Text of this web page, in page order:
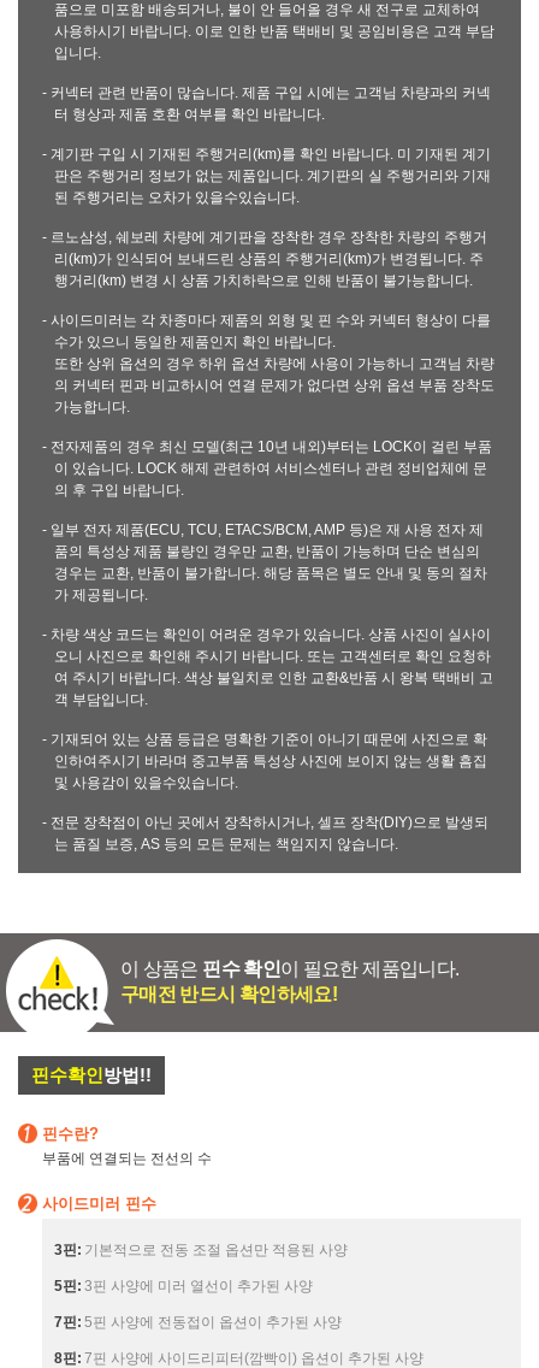
품으로 미포함 배송되거나, 불이 안 들어올 경우 새 전구로 교체하여
사용하시기 바랍니다. 이로 인한 반품 택배비 및 공임비용은 고객 부담
입니다.
- 커넥터 관련 반품이 많습니다. 제품 구입 시에는 고객님 차량과의 커넥
터 형상과 제품 호환 여부를 확인 바랍니다.
- 계기판 구입 시 기재된 주행거리(km)를 확인 바랍니다. 미 기재된 계기
판은 주행거리 정보가 없는 제품입니다. 계기판의 실 주행거리와 기재
된 주행거리는 오차가 있을수있습니다.
- 르노삼성, 쉐보레 차량에 계기판을 장착한 경우 장착한 차량의 주행거
리(km)가 인식되어 보내드린 상품의 주행거리(km)가 변경됩니다. 주
행거리(km) 변경 시 상품 가치하락으로 인해 반품이 불가능합니다.
- 사이드미러는 각 차종마다 제품의 외형 및 핀 수와 커넥터 형상이 다를
수가 있으니 동일한 제품인지 확인 바랍니다.
또한 상위 옵션의 경우 하위 옵션 차량에 사용이 가능하니 고객님 차량
의 커넥터 핀과 비교하시어 연결 문제가 없다면 상위 옵션 부품 장착도
가능합니다.
- 전자제품의 경우 최신 모델(최근 10년 내외)부터는 LOCK이 걸린 부품
이 있습니다. LOCK 해제 관련하여 서비스센터나 관련 정비업체에 문
의 후 구입 바랍니다.
- 일부 전자 제품(ECU, TCU, ETACS/BCM, AMP 등)은 재 사용 전자 제
품의 특성상 제품 불량인 경우만 교환, 반품이 가능하며 단순 변심의
경우는 교환, 반품이 불가합니다. 해당 품목은 별도 안내 및 동의 절차
가 제공됩니다.
- 차량 색상 코드는 확인이 어려운 경우가 있습니다. 상품 사진이 실사이
오니 사진으로 확인해 주시기 바랍니다. 또는 고객센터로 확인 요청하
여 주시기 바랍니다. 색상 불일치로 인한 교환&반품 시 왕복 택배비 고
객 부담입니다.
- 기재되어 있는 상품 등급은 명확한 기준이 아니기 때문에 사진으로 확
인하여주시기 바라며 중고부품 특성상 사진에 보이지 않는 생활 흠집
및 사용감이 있을수있습니다.
- 전문 장착점이 아닌 곳에서 장착하시거나, 셀프 장착(DIY)으로 발생되
는 품질 보증, AS 등의 모든 문제는 책임지지 않습니다.
이 상품은 핀수 확인이 필요한 제품입니다.
구매전 반드시 확인하세요!
핀수확인방법!!
핀수란?
부품에 연결되는 전선의 수
사이드미러 핀수
3핀: 기본적으로 전동 조절 옵션만 적용된 사양
5핀: 3핀 사양에 미러 열선이 추가된 사양
7핀: 5핀 사양에 전동접이 옵션이 추가된 사양
8핀: 7핀 사양에 사이드리피터(깜빡이) 옵션이 추가된 사양